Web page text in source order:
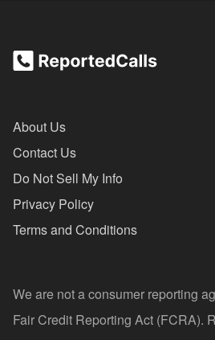
About Us
Contact Us
Do Not Sell My Info
Privacy Policy
Terms and Conditions
We are not a consumer reporting
Fair Credit Reporting Act (FCRA).